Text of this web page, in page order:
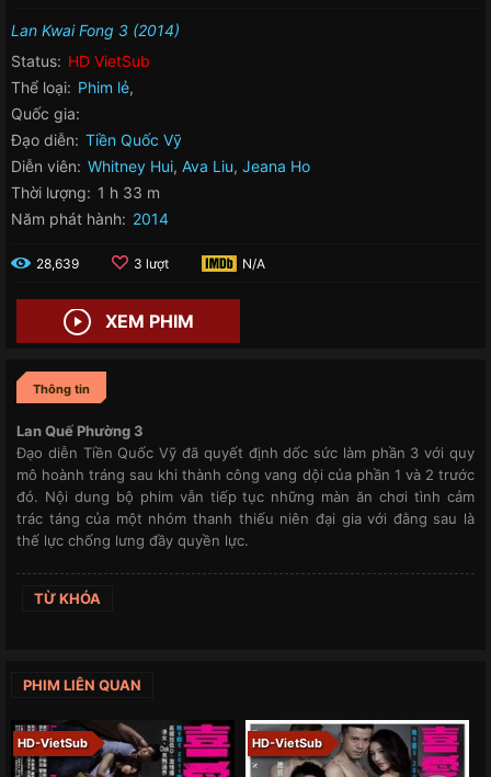
Lan Kwai Fong 3 (2014)
Status: HD VietSub
Thể loại: Phim lẻ,
Quốc gia:
Đạo diễn: Tiền Quốc Vỹ
Diễn viên: Whitney Hui, Ava Liu, Jeana Ho
Thời lượng: 1 h 33 m
Năm phát hành: 2014
28,639 3 lượt N/A
XEM PHIM
Thông tin
Lan Quế Phường 3
Đạo diễn Tiền Quốc Vỹ đã quyết định dốc sức làm phần 3 với quy
mô hoành tráng sau khi thành công vang dội của phần 1 và 2 trước
đó. Nội dung bộ phim vẫn tiếp tục những màn ăn chơi tình cảm
trác táng của một nhóm thanh thiếu niên đại gia với đằng sau là
thế lực chống lưng đầy quyền lực.
TỪ KHÓA
PHIM LIÊN QUAN
HD-VietSub HD-VietSub